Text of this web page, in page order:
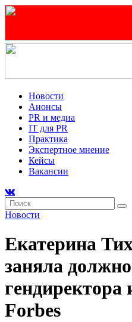
Новости
Анонсы
PR и медиа
IT для PR
Практика
Экспертное мнение
Кейсы
Вакансии
Новости
Екатерина
заняла
гендиректора
Forbes